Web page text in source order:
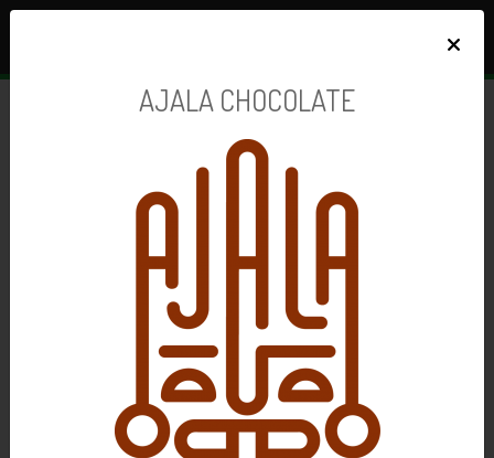
Dodavatelé v iBi STORE
123 dodavatelů zdravé výživy, od kterých lze objednávat
×
AJALA CHOCOLATE